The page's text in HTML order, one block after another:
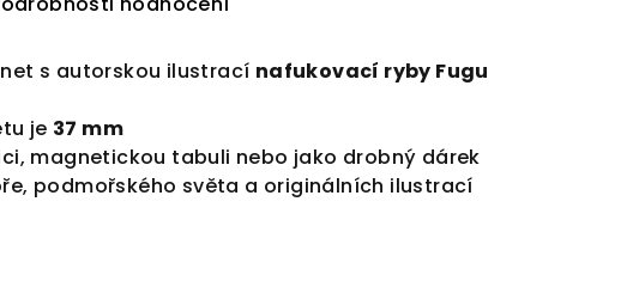
s autorskou ilustrací nafukovací ryby Fugu
je 37 mm
magnetickou tabuli nebo jako drobný dárek
podmořského světa a originálních ilustrací